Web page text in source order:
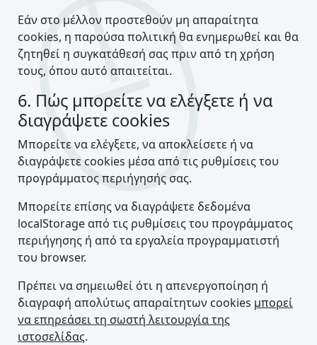
Εάν στο μέλλον προστεθούν μη απαραίτητα
cookies, η παρούσα πολιτική θα ενημερωθεί και θα
ζητηθεί η συγκατάθεσή σας πριν από τη χρήση
τους, όπου αυτό απαιτείται.
6. Πώς μπορείτε να ελέγξετε ή να
διαγράψετε cookies
Μπορείτε να ελέγξετε, να αποκλείσετε ή να
διαγράψετε cookies μέσα από τις ρυθμίσεις του
προγράμματος περιήγησής σας.
Μπορείτε επίσης να διαγράψετε δεδομένα
localStorage από τις ρυθμίσεις του προγράμματος
περιήγησης ή από τα εργαλεία προγραμματιστή
του browser.
Πρέπει να σημειωθεί ότι η απενεργοποίηση ή
διαγραφή απολύτως απαραίτητων cookies μπορεί
να επηρεάσει τη σωστή λειτουργία της
ιστοσελίδας.